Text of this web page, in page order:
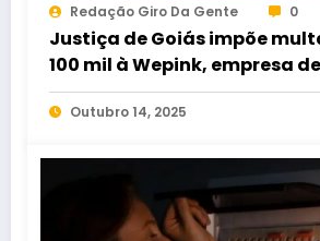
Redação Giro Da Gente 0
Justiça de Goiás impõe
100 mil à Wepink, empresa
Fonseca, em caso de
descumprimento de decisão
Outubro 14, 2025